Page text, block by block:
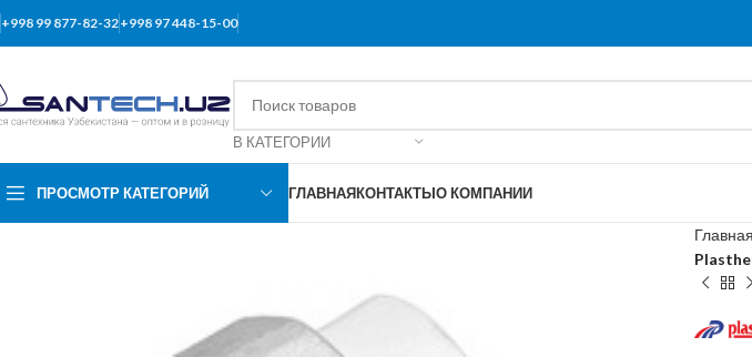
+998 99 877-82-32+998 97 448-15-00
В КАТЕГОРИИ
ПРОСМОТР КАТЕГОРИЙ ГЛАВНАЯКОНТАКТЫО КОМПАНИИ
Главная